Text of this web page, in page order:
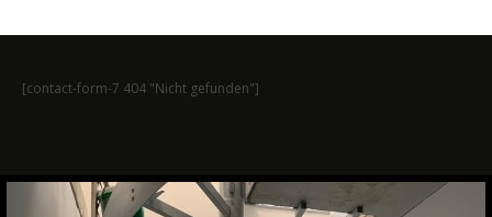
[contact-form-7 404 "Nicht gefunden"]